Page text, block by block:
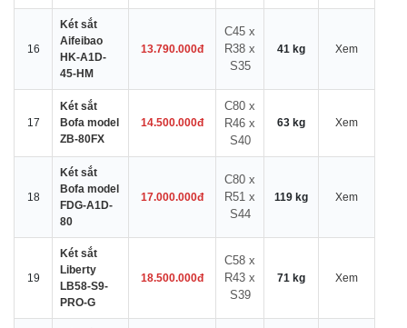
16
Két sắt
Aifeibao
HK-A1D-
45-HM
13.790.000đ
C45 x
R38 x
S35
41 kg Xem
17
Két sắt
Bofa model
ZB-80FX
14.500.000đ
C80 x
R46 x
S40
63 kg Xem
18
Két sắt
Bofa model
FDG-A1D-
80
17.000.000đ
C80 x
R51 x
S44
119 kg Xem
19
Két sắt
Liberty
LB58-S9-
PRO-G
18.500.000đ
C58 x
R43 x
S39
71 kg Xem